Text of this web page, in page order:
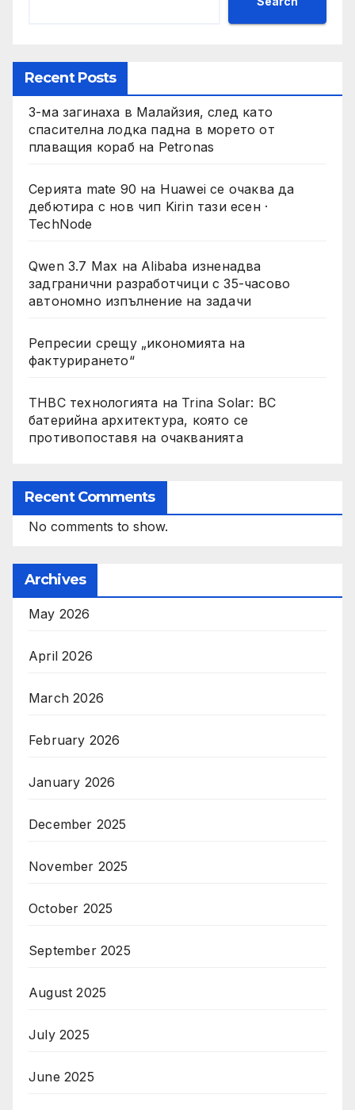
Recent Posts
3-ма загинаха в Малайзия, след като
спасителна лодка падна в морето от
плаващия кораб на Petronas
Серията mate 90 на Huawei се очаква да
дебютира с нов чип Kirin тази есен ·
TechNode
Qwen 3.7 Max на Alibaba изненадва
задгранични разработчици с 35-часово
автономно изпълнение на задачи
Репресии срещу „икономията на
фактурирането“
THBC технологията на Trina Solar: BC
батерийна архитектура, която се
противопоставя на очакванията
Recent Comments
No comments to show.
Archives
May 2026
April 2026
March 2026
February 2026
January 2026
December 2025
November 2025
October 2025
September 2025
August 2025
July 2025
June 2025